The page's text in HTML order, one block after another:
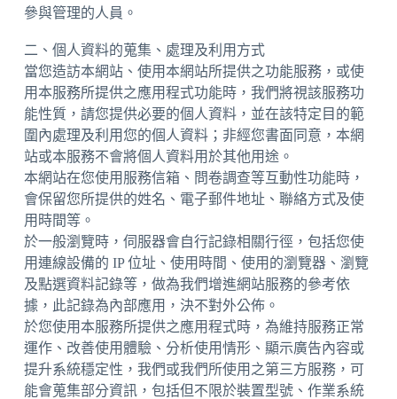
參與管理的人員。
二、個人資料的蒐集、處理及利用方式
當您造訪本網站、使用本網站所提供之功能服務，或使
用本服務所提供之應用程式功能時，我們將視該服務功
能性質，請您提供必要的個人資料，並在該特定目的範
圍內處理及利用您的個人資料；非經您書面同意，本網
站或本服務不會將個人資料用於其他用途。
本網站在您使用服務信箱、問卷調查等互動性功能時，
會保留您所提供的姓名、電子郵件地址、聯絡方式及使
用時間等。
於一般瀏覽時，伺服器會自行記錄相關行徑，包括您使
用連線設備的 IP 位址、使用時間、使用的瀏覽器、瀏覽
及點選資料記錄等，做為我們增進網站服務的參考依
據，此記錄為內部應用，決不對外公佈。
於您使用本服務所提供之應用程式時，為維持服務正常
運作、改善使用體驗、分析使用情形、顯示廣告內容或
提升系統穩定性，我們或我們所使用之第三方服務，可
能會蒐集部分資訊，包括但不限於裝置型號、作業系統